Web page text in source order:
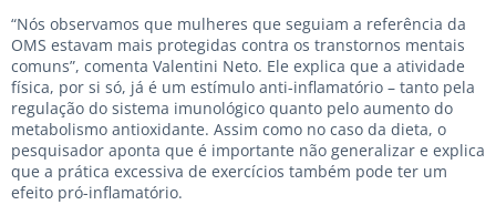
“Nós observamos que mulheres que seguiam a referência da
OMS estavam mais protegidas contra os transtornos mentais
comuns”, comenta Valentini Neto. Ele explica que a atividade
física, por si só, já é um estímulo anti-inflamatório – tanto pela
regulação do sistema imunológico quanto pelo aumento do
metabolismo antioxidante. Assim como no caso da dieta, o
pesquisador aponta que é importante não generalizar e explica
que a prática excessiva de exercícios também pode ter um
efeito pró-inflamatório.